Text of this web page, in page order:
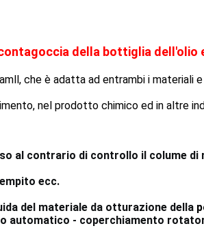
della bottiglia
che è adatta ad entrambi i
nel prodotto chimico ed in altre
al contrario di controllo il colume
ecc.
del materiale da otturazione della
automatico - coperchiamento